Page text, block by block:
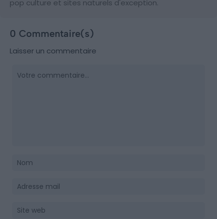
pop culture et sites naturels d'exception.
0 Commentaire(s)
Laisser un commentaire